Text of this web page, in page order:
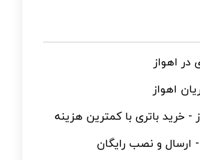
در اهواز
اهواز
خرید باتری با کمترین هزینه
- ارسال و نصب رایگان